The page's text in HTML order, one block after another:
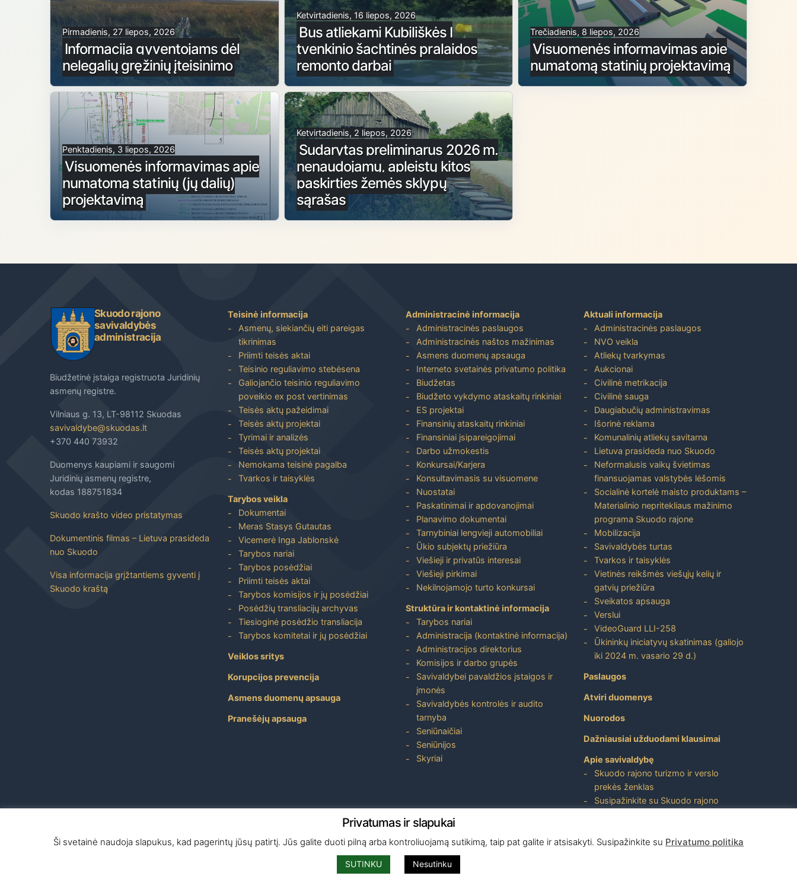
Pirmadienis, 27 liepos, 2026
Informacija gyventojams dėl
nelegalių gręžinių įteisinimo
Ketvirtadienis, 16 liepos, 2026
Bus atliekami Kubiliškės I
tvenkinio šachtinės pralaidos
remonto darbai
Trečiadienis, 8 liepos, 2026
Visuomenės informavimas apie
numatomą statinių projektavimą
Penktadienis, 3 liepos, 2026
Visuomenės informavimas apie
numatomą statinių (jų dalių)
projektavimą
Ketvirtadienis, 2 liepos, 2026
Sudarytas preliminarus 2026 m.
nenaudojamų, apleistų kitos
paskirties žemės sklypų
sąrašas
Skuodo rajono
savivaldybės
administracija
Biudžetinė įstaiga registruota Juridinių
asmenų registre.
Vilniaus g. 13, LT-98112 Skuodas
savivaldybe@skuodas.lt
+370 440 73932
Duomenys kaupiami ir saugomi
Juridinių asmenų registre,
kodas 188751834
Skuodo krašto video pristatymas
Dokumentinis filmas – Lietuva prasideda
nuo Skuodo
Visa informacija grįžtantiems gyventi į
Skuodo kraštą
Teisinė informacija
Asmenų, siekiančių eiti pareigas
tikrinimas
Priimti teisės aktai
Teisinio reguliavimo stebėsena
Galiojančio teisinio reguliavimo
poveikio ex post vertinimas
Teisės aktų pažeidimai
Teisės aktų projektai
Tyrimai ir analizės
Teisės aktų projektai
Nemokama teisinė pagalba
Tvarkos ir taisyklės
Tarybos veikla
Dokumentai
Meras Stasys Gutautas
Vicemerė Inga Jablonskė
Tarybos nariai
Tarybos posėdžiai
Priimti teisės aktai
Tarybos komisijos ir jų posėdžiai
Posėdžių transliacijų archyvas
Tiesioginė posėdžio transliacija
Tarybos komitetai ir jų posėdžiai
Veiklos sritys
Korupcijos prevencija
Asmens duomenų apsauga
Pranešėjų apsauga
Administracinė informacija
Administracinės paslaugos
Administracinės naštos mažinimas
Asmens duomenų apsauga
Interneto svetainės privatumo politika
Biudžetas
Biudžeto vykdymo ataskaitų rinkiniai
ES projektai
Finansinių ataskaitų rinkiniai
Finansiniai įsipareigojimai
Darbo užmokestis
Konkursai/Karjera
Konsultavimasis su visuomene
Nuostatai
Paskatinimai ir apdovanojimai
Planavimo dokumentai
Tarnybiniai lengvieji automobiliai
Ūkio subjektų priežiūra
Viešieji ir privatūs interesai
Viešieji pirkimai
Nekilnojamojo turto konkursai
Struktūra ir kontaktinė informacija
Tarybos nariai
Administracija (kontaktinė informacija)
Administracijos direktorius
Komisijos ir darbo grupės
Savivaldybei pavaldžios įstaigos ir
įmonės
Savivaldybės kontrolės ir audito
tarnyba
Seniūnaičiai
Seniūnijos
Skyriai
Aktuali informacija
Administracinės paslaugos
NVO veikla
Atliekų tvarkymas
Aukcionai
Civilinė metrikacija
Civilinė sauga
Daugiabučių administravimas
Išorinė reklama
Komunalinių atliekų savitarna
Lietuva prasideda nuo Skuodo
Neformalusis vaikų švietimas
finansuojamas valstybės lėšomis
Socialinė kortelė maisto produktams –
Materialinio nepritekliaus mažinimo
programa Skuodo rajone
Mobilizacija
Savivaldybės turtas
Tvarkos ir taisyklės
Vietinės reikšmės viešųjų kelių ir
gatvių priežiūra
Sveikatos apsauga
Verslui
VideoGuard LLI-258
Ūkininkų iniciatyvų skatinimas (galiojo
iki 2024 m. vasario 29 d.)
Paslaugos
Atviri duomenys
Nuorodos
Dažniausiai užduodami klausimai
Apie savivaldybę
Skuodo rajono turizmo ir verslo
prekės ženklas
Susipažinkite su Skuodo rajono
Privatumas ir slapukai
Ši svetainė naudoja slapukus, kad pagerintų jūsų patirtį. Jūs galite duoti pilną arba kontroliuojamą sutikimą, taip pat galite ir atsisakyti. Susipažinkite su Privatumo politika
SUTINKU Nesutinku